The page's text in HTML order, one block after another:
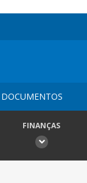
DOCUMENTOS
FINANÇAS